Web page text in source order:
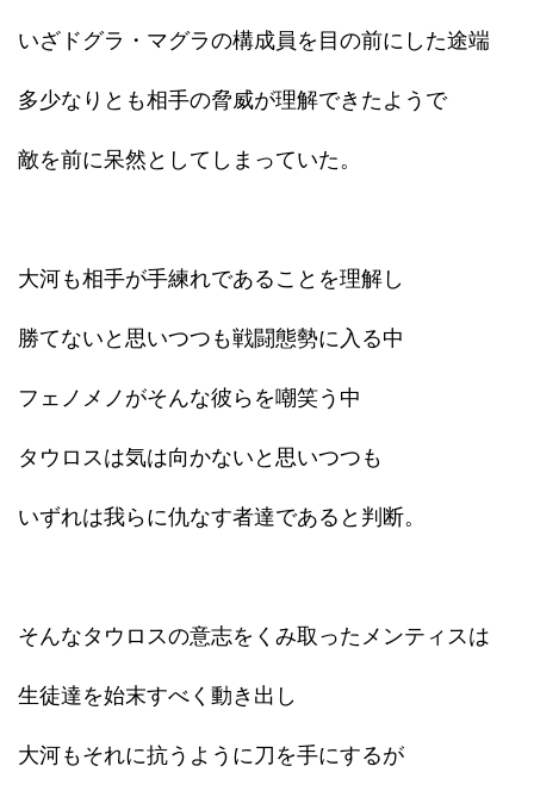
いざドグラ・マグラの構成員を目の前にした途端
多少なりとも相手の脅威が理解できたようで
敵を前に呆然としてしまっていた。
大河も相手が手練れであることを理解し
勝てないと思いつつも戦闘態勢に入る中
フェノメノがそんな彼らを嘲笑う中
タウロスは気は向かないと思いつつも
いずれは我らに仇なす者達であると判断。
そんなタウロスの意志をくみ取ったメンティスは
生徒達を始末すべく動き出し
大河もそれに抗うように刀を手にするが